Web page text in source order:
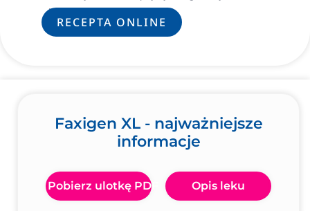
leczenie.
RECEPTA ONLINE
Faxigen XL - najważniejsze
informacje
Pobierz ulotkę PDF Opis leku